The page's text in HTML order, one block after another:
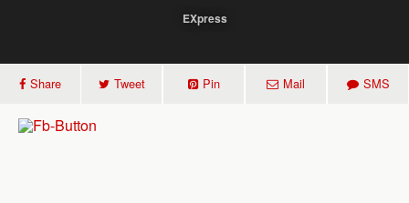
EXpress
Share Tweet Pin Mail SMS